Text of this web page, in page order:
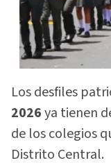
Los desfiles
2026ya tienen
de los colegios
Distrito Central.